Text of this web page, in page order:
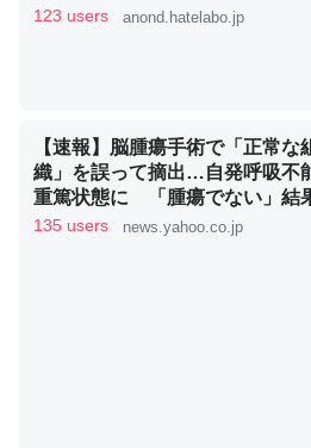
論文では「淡水はカルシウムも酸
利だから両方が拮抗してるのでは
いる鋏角類（カブトガニ・ウミグ
ずキチンを強化してる筈だが、酵
─ニュース :: 【研究発表】昆虫学の大問
これを元に考えるとカルシウムを
123 users anond.hatelabo.jp
【速報】脳腫瘍手術で「正常な
織」を誤って摘出…自発呼吸不
重篤状態に 「腫瘍でない」結
ても“勘違い”で摘出継続 通常
135 users news.yahoo.co.jp